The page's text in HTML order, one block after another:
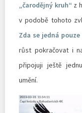
„čarodějný kruh“ z
v podobě tohoto
Zda se jedná
růst pokračovat i
připojuji ještě
umění.